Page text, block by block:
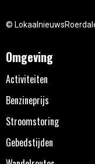
©
Omgeving
Activiteiten
Benzineprijs
Stroomstoring
Gebedstijden